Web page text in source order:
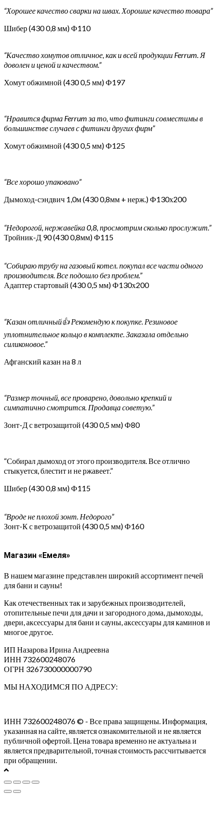
“Хорошее качество сварки на швах. Хорошие качество товара”
Шибер (430 0,8 мм) Ф110
“Качество хомутов отличное, как и всей продукции Ferrum. Я
доволен и ценой и качеством.”
Хомут обжимной (430 0,5 мм) Ф197
“Нравится фирма Ferrum за то, что фитинги совместимы в
большинстве случаев с фитинги других фирм”
Хомут обжимной (430 0,5 мм) Ф125
“Все хорошо упаковано”
Дымоход-сэндвич 1,0м (430 0,8мм + нерж.) Ф130х200
“Недорогой, нержавейка 0,8, просмотрим сколько прослужит.”
Тройник-Д 90 (430 0,8мм) Ф115
“Собираю трубу на газовый котел. покупал все части одного
производителя. Все подошло без проблем.”
Адаптер стартовый (430 0,5 мм) Ф130х200
“Казан отличный👍 Рекомендую к покупке. Резиновое
уплотнительное кольцо в комплекте. Заказала отдельно
силиконовое.”
Афганский казан на 8 л
“Размер точный, все проварено, довольно крепкий и
симпатично смотрится. Продавца советую.”
Зонт-Д с ветрозащитой (430 0,5 мм) Ф80
“Собирал дымоход от этого производителя. Все отлично
стыкуется, блестит и не ржавеет.”
Шибер (430 0,8 мм) Ф115
“Вроде не плохой зонт. Недорого”
Зонт-К с ветрозащитой (430 0,5 мм) Ф160
Магазин «Емеля»
В нашем магазине представлен широкий ассортимент печей
для бани и сауны!
Как отечественных так и зарубежных производителей,
отопительные печи для дачи и загородного дома, дымоходы,
двери, аксессуары для бани и сауны, аксессуары для каминов и
многое другое.
ИП Назарова Ирина Андреевна⁠
ИНН 732600248076
ОГРН 326730000000790
МЫ НАХОДИМСЯ ПО АДРЕСУ:
ИНН 732600248076 © - Все права защищены. Информация,
указанная на сайте, является ознакомительной и не является
публичной офертой. Цена товара временно не актуальна и
является предварительной, точная стоимость рассчитывается
при обращении.